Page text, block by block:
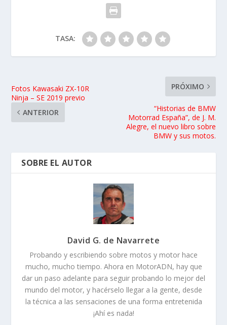
TASA:
Fotos Kawasaki ZX-10R
Ninja – SE 2019 previo
ANTERIOR
PRÓXIMO
“Historias de BMW
Motorrad España”, de J. M.
Alegre, el nuevo libro sobre
BMW y sus motos.
SOBRE EL AUTOR
David G. de Navarrete
Probando y escribiendo sobre motos y motor hace
mucho, mucho tiempo. Ahora en MotorADN, hay que
dar un paso adelante para seguir probando lo mejor del
mundo del motor, y hacérselo llegar a la gente, desde
la técnica a las sensaciones de una forma entretenida
¡Ahí es nada!